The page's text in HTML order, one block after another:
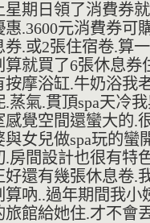
星期日領了消費券
惠.3600元消費券可
券.或2張住宿卷.算
算就買了6張休息券
按摩浴缸.牛奶浴我
.蒸氣.貫頂spa天冷
感覺空間還蠻大的.
與女兒做spa玩的蠻
.房間設計也很有特
好還有幾張休息卷.
算吶..過年期間我小
旅館給她住.才不會